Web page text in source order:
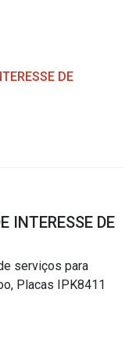
DE
INTERESSE DE
serviços para
Placas IPK8411